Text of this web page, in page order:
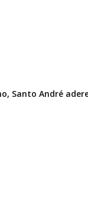
Santo André